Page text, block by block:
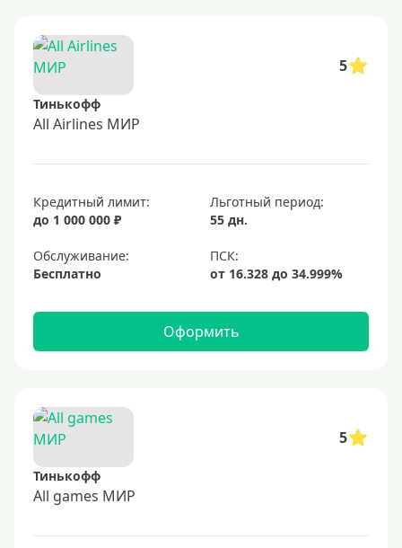
5
Тинькофф
All Airlines МИР
Кредитный лимит:
до 1 000 000 ₽
Льготный период:
55 дн.
Обслуживание:
Бесплатно
Оформить
5
Тинькофф
All games МИР